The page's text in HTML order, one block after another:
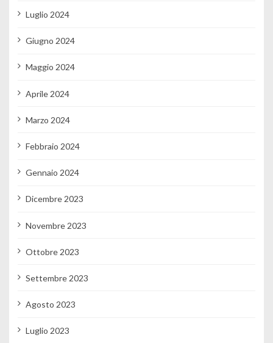
Luglio 2024
Giugno 2024
Maggio 2024
Aprile 2024
Marzo 2024
Febbraio 2024
Gennaio 2024
Dicembre 2023
Novembre 2023
Ottobre 2023
Settembre 2023
Agosto 2023
Luglio 2023